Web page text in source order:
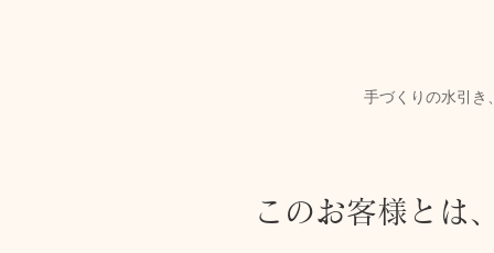
手づくりの水引き
このお客様とは